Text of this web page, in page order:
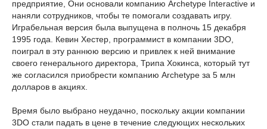
предприятие, Они основали компанию Archetype Interactive и
наняли сотрудников, чтобы те помогали создавать игру.
Играбельная версия была выпущена в полночь 15 декабря
1995 года. Кевин Хестер, программист в компании 3DO,
поиграл в эту раннюю версию и привлек к ней внимание
своего генерального директора, Трипа Хокинса, который тут
же согласился приобрести компанию Archetype за 5 млн
долларов в акциях.
Время было выбрано неудачно, поскольку акции компании
3DO стали падать в цене в течение следующих нескольких